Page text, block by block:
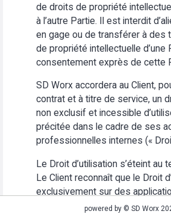
de droits de propriété
à l’autre Partie. Il est interdit
en gage ou de transférer à des
de propriété intellectuelle d’une
consentement exprès de cette
SD Worx accordera au Client,
contrat et à titre de service, un
non exclusif et incessible
précitée dans le cadre de ses
professionnelles internes («
Le Droit d’utilisation s’éteint au
Le Client reconnaît que le Droit
exclusivement sur des
Web. Le Client s’abstiendra (i)
powered by © SD Worx